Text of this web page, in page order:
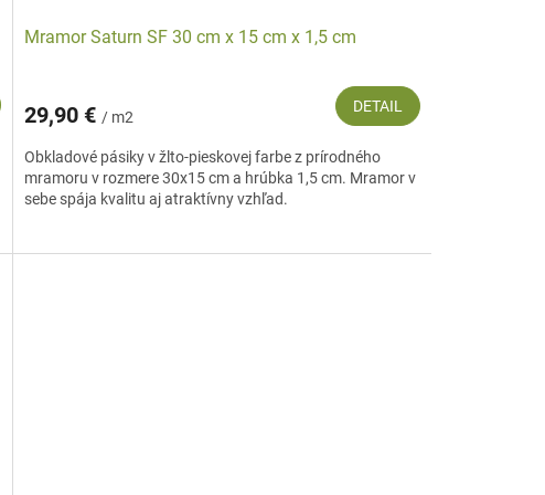
Mramor Saturn SF 30 cm x 15 cm x 1,5 cm
29,90 € / m2
DETAIL
Obkladové pásiky v žlto-pieskovej farbe z prírodného
mramoru v rozmere 30x15 cm a hrúbka 1,5 cm. Mramor v
sebe spája kvalitu aj atraktívny vzhľad.